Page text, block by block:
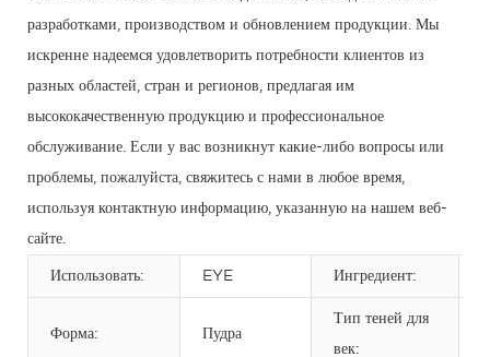
разработками, производством и обновлением продукции. Мы
искренне надеемся удовлетворить потребности клиентов из
разных областей, стран и регионов, предлагая им
высококачественную продукцию и профессиональное
обслуживание. Если у вас возникнут какие-либо вопросы или
проблемы, пожалуйста, свяжитесь с нами в любое время,
используя контактную информацию, указанную на нашем веб-
сайте.
Использовать: EYE Ингредиент:
Форма: Пудра
Тип теней для
век: